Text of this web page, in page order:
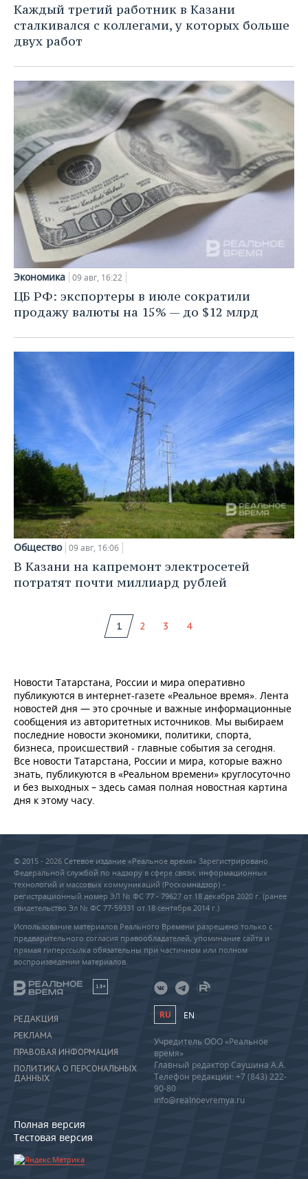
Каждый третий работник в Казани
сталкивался с коллегами, у которых больше
двух работ
Экономика 09 авг, 16:22
ЦБ РФ: экспортеры в июле сократили
продажу валюты на 15% — до $12 млрд
Общество 09 авг, 16:06
В Казани на капремонт электросетей
потратят почти миллиард рублей
1 2 3 4
Новости Татарстана, России и мира оперативно
публикуются в интернет-газете «Реальное время». Лента
новостей дня — это срочные и важные информационные
сообщения из авторитетных источников. Мы выбираем
последние новости экономики, политики, спорта,
бизнеса, происшествий - главные события за сегодня.
Все новости Татарстана, России и мира, которые важно
знать, публикуются в «Реальном времени» круглосуточно
и без выходных – здесь самая полная новостная картина
дня к этому часу.
© 2015 - 2026 Сетевое издание «Реальное время» Зарегистрировано
Федеральной службой по надзору в сфере связи, информационных
технологий и массовых коммуникаций (Роскомнадзор) –
регистрационный номер ЭЛ № ФС 77 - 79627 от 18 декабря 2020 г. (ранее
свидетельство Эл № ФС 77-59331 от 18 сентября 2014 г.)
Использование материалов Реального Времени разрешено только с
предварительного согласия правообладателей, упоминание сайта и
прямая гиперссылка обязательны при частичном или полном
воспроизведении материалов.
18+
РЕДАКЦИЯ
РЕКЛАМА
ПРАВОВАЯ ИНФОРМАЦИЯ
ПОЛИТИКА О ПЕРСОНАЛЬНЫХ
ДАННЫХ
Полная версия
Тестовая версия
RU EN
Учредитель ООО «Реальное
время»
Главный редактор Саушина А.А.
Телефон редакции: +7 (843) 222-
90-80
info@realnoevremya.ru